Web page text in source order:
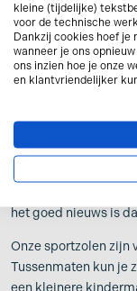
Kortom: het
heeft een stevige
ondersteunt in de
corrigeert bij
is gemaakt van
als
het goed nieuws is
Onze sportzolen zijn
Tussenmaten kun je
kleine (tijdelijke)
voor de technische
Dankzij cookies hoef je
wanneer je ons
ons inzien hoe je onze
en klantvriendelijker